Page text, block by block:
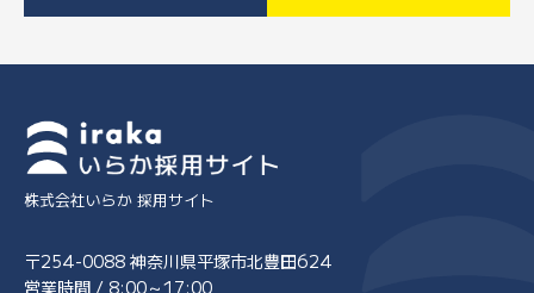
株式会社いらか 採用サイト
〒254-0088 神奈川県平塚市北豊田624
営業時間 / 8:00～17:00